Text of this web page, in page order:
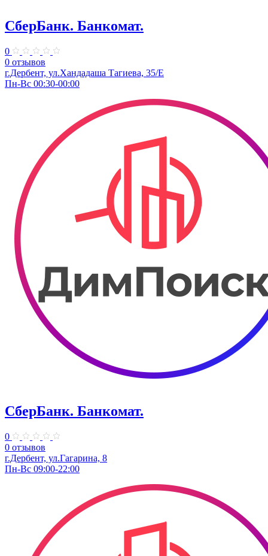
СберБанк. Банкомат.
0
0 отзывов
г.Дербент, ул.​Хандадаша Тагиева, 35/Е
Пн-Вс 00:30-00:00
СберБанк. Банкомат.
0
0 отзывов
г.Дербент, ул.Гагарина, 8
Пн-Вс 09:00-22:00